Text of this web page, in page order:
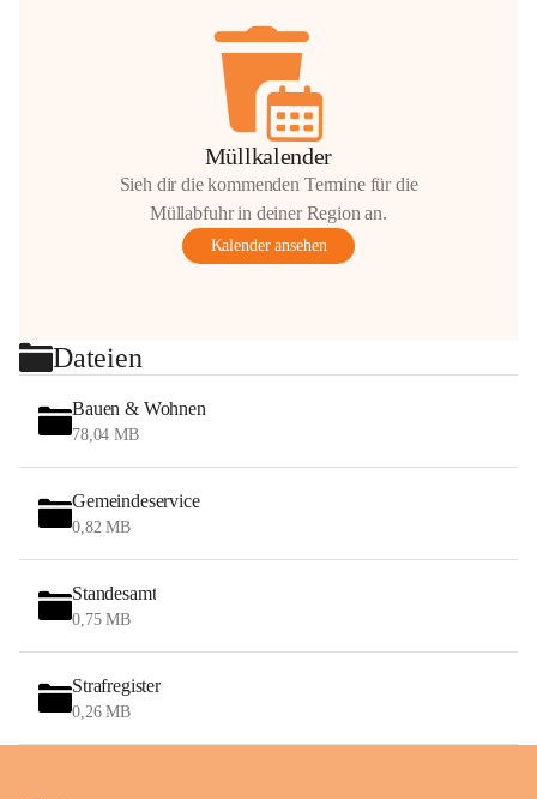
Müllkalender
Sieh dir die kommenden Termine für die
Müllabfuhr in deiner Region an.
Kalender ansehen
Dateien
Bauen & Wohnen
78,04 MB
Gemeindeservice
0,82 MB
Standesamt
0,75 MB
Strafregister
0,26 MB